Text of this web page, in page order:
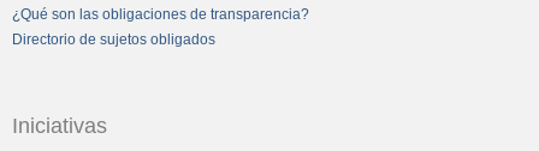
¿Qué son las obligaciones de transparencia?
Directorio de sujetos obligados
Iniciativas